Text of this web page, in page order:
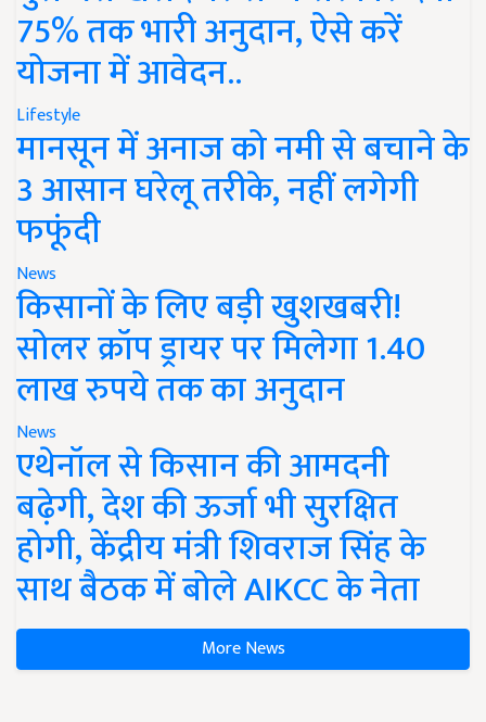
75% तक भारी अनुदान, ऐसे करें
योजना में आवेदन..
Lifestyle
मानसून में अनाज को नमी से बचाने के
3 आसान घरेलू तरीके, नहीं लगेगी
फफूंदी
News
किसानों के लिए बड़ी खुशखबरी!
सोलर क्रॉप ड्रायर पर मिलेगा 1.40
लाख रुपये तक का अनुदान
News
एथेनॉल से किसान की आमदनी
बढ़ेगी, देश की ऊर्जा भी सुरक्षित
होगी, केंद्रीय मंत्री शिवराज सिंह के
साथ बैठक में बोले AIKCC के नेता
More News